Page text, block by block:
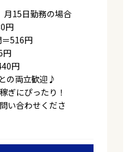
15日勤務の場合
円
516円
円
円
の両立歓迎♪
ぎにぴったり！
い合わせくださ